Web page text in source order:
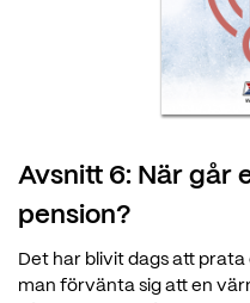
Avsnitt 6: När går
pension?
Det har blivit dags att
man förvänta sig att en